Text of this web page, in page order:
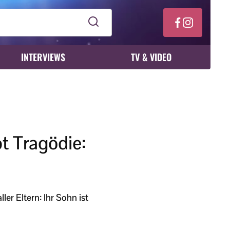
INTERVIEWS TV & VIDEO
Tragödie:
Eltern: Ihr Sohn ist